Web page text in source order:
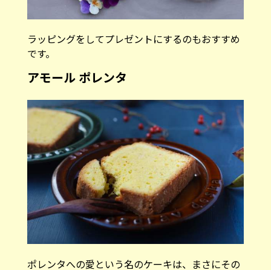
ラッピングをしてプレゼントにするのもおすすめ
です。
アモール ポレンタ
ポレンタへの愛という名のケーキは、まさにその